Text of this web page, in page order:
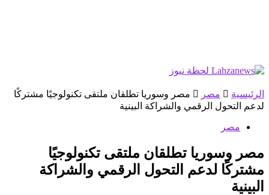
الرئيسية مصر
مصر وسوريا تطلقان ملتقى تكنولوجيًا مشتركًا
لدعم التحول الرقمي والشراكة البينية
مصر
مصر وسوريا تطلقان ملتقى تكنولوجيًا
مشتركًا لدعم التحول الرقمي والشراكة
البينية